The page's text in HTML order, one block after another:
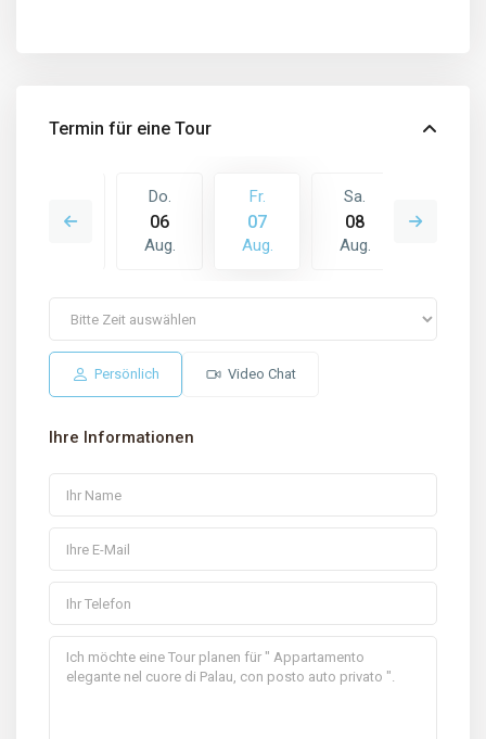
Termin für eine Tour
15
Do.
06
Aug.
Fr.
07
Aug.
Sa.
08
Aug.
Persönlich Video Chat
Ihre Informationen